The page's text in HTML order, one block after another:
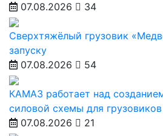
07.08.2026
34
Сверхтяжёлый грузовик
запуску
07.08.2026
54
КАМАЗ работает над
силовой схемы для
07.08.2026
21